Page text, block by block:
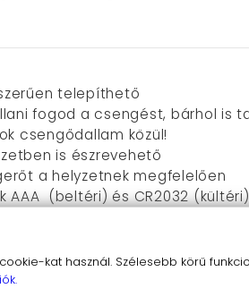
telepíthető
fogod a csengést, bárhol is
csengődallam közül!
is észrevehető
a helyzetnek megfelelően
AAA (beltéri) és CR2032
nyomva tartásával (3
kat használ. Szélesebb körű